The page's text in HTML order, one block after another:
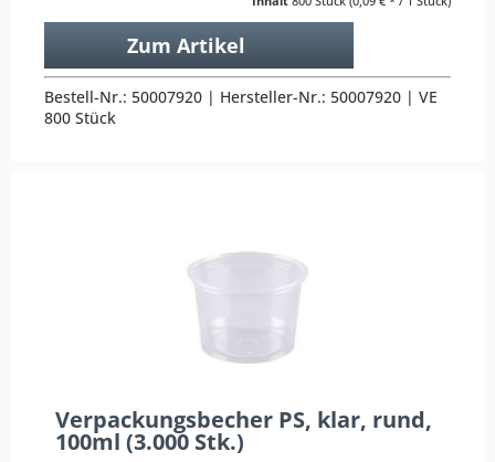
Zum Artikel
Bestell-Nr.: 50007920 | Hersteller-Nr.: 50007920 | VE
800 Stück
Verpackungsbecher PS, klar, rund,
100ml (3.000 Stk.)